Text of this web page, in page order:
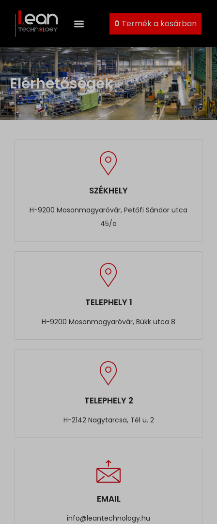
0 Termék a kosárban
Elérhetőségek
SZÉKHELY
H-9200 Mosonmagyaróvár, Petőfi Sándor utca
45/a
TELEPHELY 1
H-9200 Mosonmagyaróvár, Bükk utca 8
TELEPHELY 2
H-2142 Nagytarcsa, Tél u. 2
EMAIL
info@leantechnology.hu